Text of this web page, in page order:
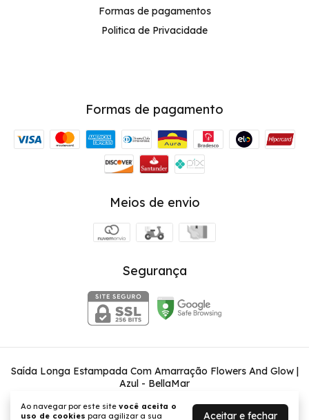
Ao navegar por este site você aceita o
uso de cookies para agilizar a sua Aceitar e fechar
Formas de pagamentos
Politica de Privacidade
Formas de pagamento
Meios de envio
Segurança
Saída Longa Estampada Com Amarração Flowers And Glow |
Azul - BellaMar